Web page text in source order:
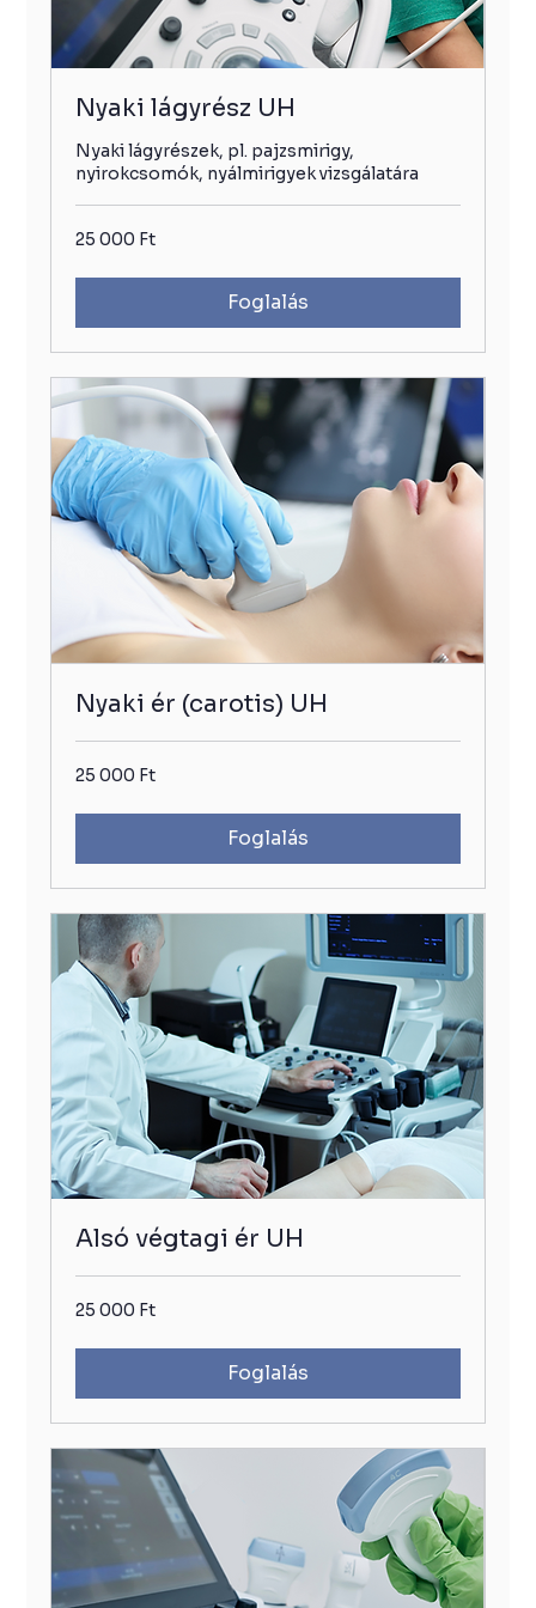
Nyaki lágyrész UH
Nyaki lágyrészek, pl. pajzsmirigy,
nyirokcsomók, nyálmirigyek vizsgálatára
25
000
25 000 Ft
Foglalás
Nyaki ér (carotis) UH
25
000
25 000 Ft
Foglalás
Alsó végtagi ér UH
25
000
25 000 Ft
Foglalás